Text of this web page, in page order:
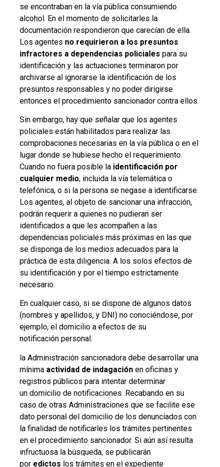
se encontraban en la vía pública consumiendo
alcohol. En el momento de solicitarles la
documentación respondieron que carecían de ella.
Los agentes no requirieron a los presuntos
infractores a dependencias policiales para su
identificación y las actuaciones terminaron por
archivarse al ignorarse la identificación de los
presuntos responsables y no poder dirigirse
entonces el procedimiento sancionador contra ellos.
Sin embargo, hay que señalar que los agentes
policiales están habilitados para realizar las
comprobaciones necesarias en la vía pública o en el
lugar donde se hubiese hecho el requerimiento.
Cuando no fuera posible la identificación por
cualquier medio, incluida la vía telemática o
telefónica, o si la persona se negase a identificarse.
Los agentes, al objeto de sancionar una infracción,
podrán requerir a quienes no pudieran ser
identificados a que les acompañen a las
dependencias policiales más próximas en las que
se disponga de los medios adecuados para la
práctica de esta diligencia. A los solos efectos de
su identificación y por el tiempo estrictamente
necesario.
En cualquier caso, si se dispone de algunos datos
(nombres y apellidos, y DNI) no conociéndose, por
ejemplo, el domicilio a efectos de su
notificación personal.
la Administración sancionadora debe desarrollar una
mínima actividad de indagación en oficinas y
registros públicos para intentar determinar
un domicilio de notificaciones. Recabando en su
caso de otras Administraciones que se facilite ese
dato personal del domicilio de los denunciados con
la finalidad de notificarles los trámites pertinentes
en el procedimiento sancionador. Si aún así resulta
infructuosa la búsqueda, se publicarán
por edictos los trámites en el expediente